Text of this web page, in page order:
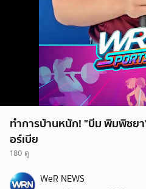
ทำการบ้านหนัก! "บีม พิมพิชย
อร์เบีย
180 ดู
WeR NEWS